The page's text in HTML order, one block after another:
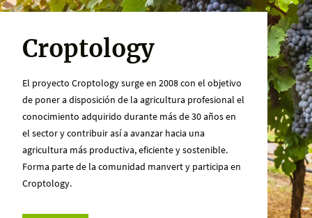
Croptology
El proyecto Croptology surge en 2008 con el objetivo
de poner a disposición de la agricultura profesional el
conocimiento adquirido durante más de 30 años en
el sector y contribuir así a avanzar hacia una
agricultura más productiva, eficiente y sostenible.
Forma parte de la comunidad manvert y participa en
Croptology.